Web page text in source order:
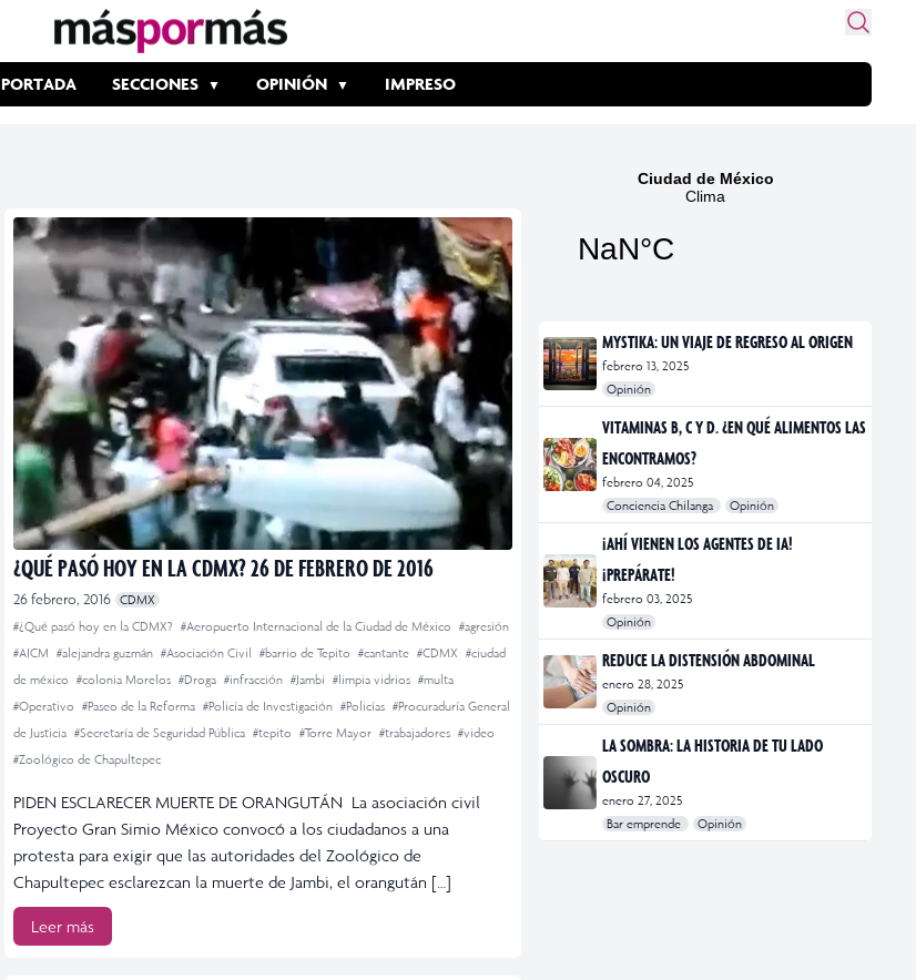
PORTADA SECCIONES OPINIÓN IMPRESO
¿QUÉ PASÓ HOY EN LA CDMX? 26 DE FEBRERO DE 2016
26 febrero, 2016 CDMX
#¿Qué pasó hoy en la CDMX? #Aeropuerto Internacional de la Ciudad de México #agresión
#AICM #alejandra guzmán #Asociación Civil #barrio de Tepito #cantante #CDMX #ciudad
de méxico #colonia Morelos #Droga #infracción #Jambi #limpia vidrios #multa
#Operativo #Paseo de la Reforma #Policía de Investigación #Policías #Procuraduría General
de Justicia #Secretaría de Seguridad Pública #tepito #Torre Mayor #trabajadores #video
#Zoológico de Chapultepec
PIDEN ESCLARECER MUERTE DE ORANGUTÁN La asociación civil
Proyecto Gran Simio México convocó a los ciudadanos a una
protesta para exigir que las autoridades del Zoológico de
Chapultepec esclarezcan la muerte de Jambi, el orangután […]
Leer más
MYSTIKA: UN VIAJE DE REGRESO AL ORIGEN
febrero 13, 2025
Opinión
#exposiciones
#fotografía
VITAMINAS B, C Y D. ¿EN QUÉ ALIMENTOS LAS
ENCONTRAMOS?
febrero 04, 2025
Conciencia Chilanga
Opinión
#bienestar
#Opinión
#Principal
¡AHÍ VIENEN LOS AGENTES DE IA!
¡PREPÁRATE!
febrero 03, 2025
Opinión
#Bar Emprende
#Opinión
#Principal
REDUCE LA DISTENSIÓN ABDOMINAL
enero 28, 2025
Opinión
#bienestar
#Opinión
#Principal
#Salud
LA SOMBRA: LA HISTORIA DE TU LADO
OSCURO
enero 27, 2025
Bar emprende
Opinión
#Bar Emprende
#CDMX
#marketing